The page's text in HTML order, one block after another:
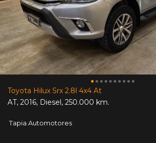
Toyota Hilux Srx 2.8l 4x4 At
AT, 2016, Diesel, 250.000 km.
Tapia Automotores